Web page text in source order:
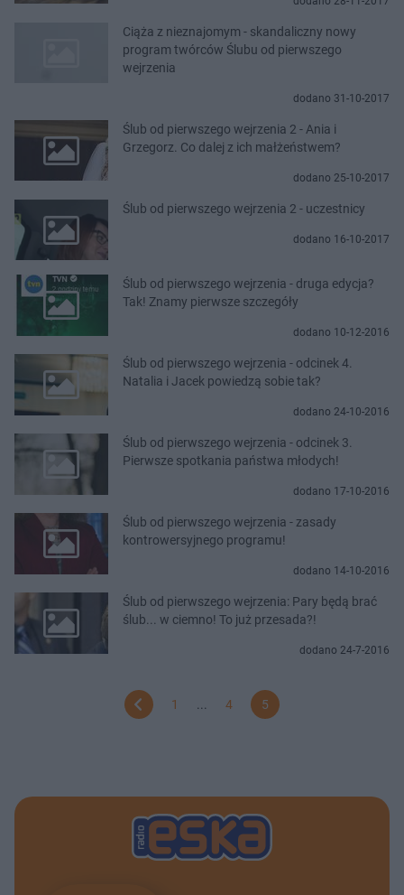
Ciąża z nieznajomym - skandaliczny nowy
program twórców Ślubu od pierwszego
wejrzenia
dodano 31-10-2017
Ślub od pierwszego wejrzenia 2 - Ania i
Grzegorz. Co dalej z ich małżeństwem?
dodano 25-10-2017
Ślub od pierwszego wejrzenia 2 - uczestnicy
dodano 16-10-2017
Ślub od pierwszego wejrzenia - druga edycja?
Tak! Znamy pierwsze szczegóły
dodano 10-12-2016
Ślub od pierwszego wejrzenia - odcinek 4.
Natalia i Jacek powiedzą sobie tak?
dodano 24-10-2016
Ślub od pierwszego wejrzenia - odcinek 3.
Pierwsze spotkania państwa młodych!
dodano 17-10-2016
Ślub od pierwszego wejrzenia - zasady
kontrowersyjnego programu!
dodano 14-10-2016
Ślub od pierwszego wejrzenia: Pary będą brać
ślub... w ciemno! To już przesada?!
dodano 24-7-2016
1 ... 4 5